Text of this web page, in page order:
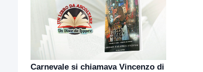
Carnevale si chiamava Vincenzo di